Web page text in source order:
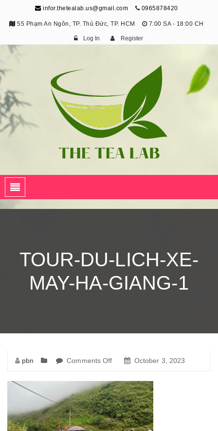
infor.thetealab.us@gmail.com 0965878420
55 Phạm An Ngôn, TP. Thủ Đức, TP. HCM 7:00 SA - 18:00 CH
Log In Register
TOUR-DU-LICH-XE-
MAY-HA-GIANG-1
pbn Comments Off
du-
lich-
xe-
may-
ha-
October 3, 2023